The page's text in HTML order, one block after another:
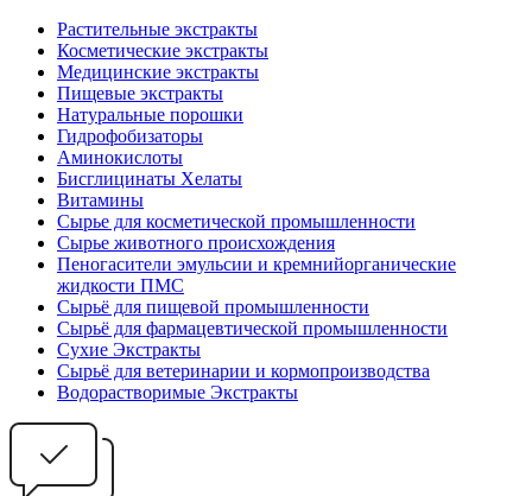
Растительные экстракты
Косметические экстракты
Медицинские экстракты
Пищевые экстракты
Натуральные порошки
Гидрофобизаторы
Аминокислоты
Бисглицинаты Хелаты
Витамины
Сырье для косметической промышленности
Сырье животного происхождения
Пеногасители эмульсии и кремнийорганические
жидкости ПМС
Сырьё для пищевой промышленности
Сырьё для фармацевтической промышленности
Сухие Экстракты
Сырьё для ветеринарии и кормопроизводства
Водорастворимые Экстракты